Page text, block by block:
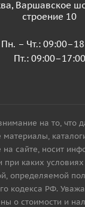
Варшавское
строение 10
Пн. – Чт.:
Пт.: 09:00–17:00
на то, что
сайте, носит
при каких
определяемой
кодекса РФ.
о стоимости и